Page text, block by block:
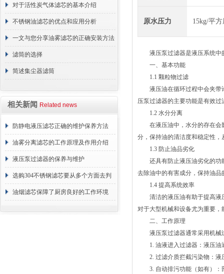
分享
对于活性炭气体滤芯的基本介绍
不锈钢油滤芯的优点和应用分析
一文与您分享油雾滤芯的正确安装方法
滤筒的选择
简述集尘器滤筒
相关新闻 Related news
防静电液压滤芯正确的维护保养方法
油雾分离滤芯的工作原理及作用介绍
液压泵过滤器的保养与维护
选购304不锈钢滤芯要从多个方面去判
断
油烟滤芯保障了厨房良好的工作环境
原水压力 15kg/平
液压泵过滤器是液压系统中
一、基本功能
1.1 颗粒物过滤
液压油在循环过程中会夹带许
压泵过滤器的主要功能是有效
1.2 水分分离
在液压油中，水分的存在会影
分，保持油的清洁度和稳定性
1.3 防止油品劣化
还具有防止液压油劣化的功能
去除油中的有害成分，保持油
1.4 提高系统效率
清洁的液压油有助于提高液压
对于大型机械和设备尤为重要
二、工作原理
液压泵过滤器通常采用机械
1. 油液进入过滤器：液压油
2. 过滤介质拦截污染物：液
3. 自动排污功能（如有）：